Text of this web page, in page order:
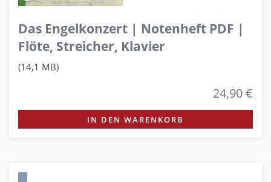
Das Engelkonzert | Notenheft PDF |
Flöte, Streicher, Klavier
(14,1 MB)
24,90 €
IN DEN WARENKORB